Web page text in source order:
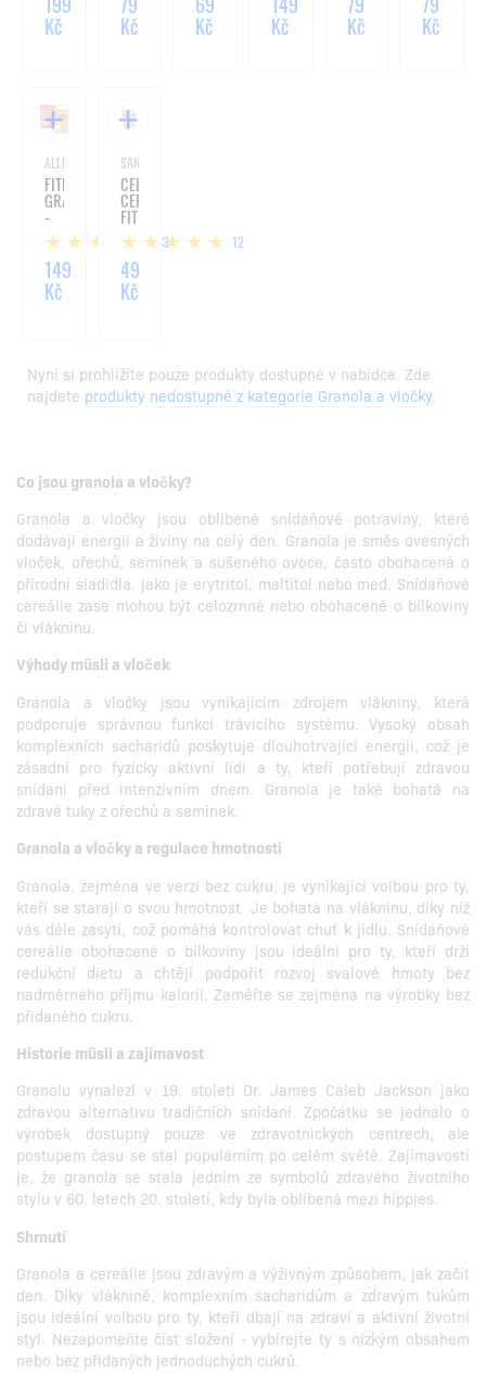
300G
Kč Kč Kč A
OŘECHY
Kč Kč Kč
ALLNUTRITION
FITKING
GRANOLA
-
300G 63
149
Kč
SANTE
CELOZRNNÉ
CEREÁLIE
FIT
12
49
Kč
Nyní si prohlížíte pouze produkty dostupné v nabídce. Zde
najdete produkty nedostupné z kategorie Granola a vločky.
Co jsou granola a vločky?
Granola a vločky jsou oblíbené snídaňové potraviny, které
dodávají energii a živiny na celý den. Granola je směs ovesných
vloček, ořechů, semínek a sušeného ovoce, často obohacená o
přírodní sladidla, jako je erytritol, maltitol nebo med. Snídaňové
cereálie zase mohou být celozrnné nebo obohacené o bílkoviny
či vlákninu.
Výhody müsli a vloček
Granola a vločky jsou vynikajícím zdrojem vlákniny, která
podporuje správnou funkci trávicího systému. Vysoký obsah
komplexních sacharidů poskytuje dlouhotrvající energii, což je
zásadní pro fyzicky aktivní lidi a ty, kteří potřebují zdravou
snídani před intenzivním dnem. Granola je také bohatá na
zdravé tuky z ořechů a semínek.
Granola a vločky a regulace hmotnosti
Granola, zejména ve verzi bez cukru, je vynikající volbou pro ty,
kteří se starají o svou hmotnost. Je bohatá na vlákninu, díky níž
vás déle zasytí, což pomáhá kontrolovat chuť k jídlu. Snídaňové
cereálie obohacené o bílkoviny jsou ideální pro ty, kteří drží
redukční dietu a chtějí podpořit rozvoj svalové hmoty bez
nadměrného příjmu kalorií. Zaměřte se zejména na výrobky bez
přidaného cukru.
Historie müsli a zajímavost
Granolu vynalezl v 19. století Dr. James Caleb Jackson jako
zdravou alternativu tradičních snídaní. Zpočátku se jednalo o
výrobek dostupný pouze ve zdravotnických centrech, ale
postupem času se stal populárním po celém světě. Zajímavostí
je, že granola se stala jedním ze symbolů zdravého životního
stylu v 60. letech 20. století, kdy byla oblíbená mezi hippies.
Shrnutí
Granola a cereálie jsou zdravým a výživným způsobem, jak začít
den. Díky vláknině, komplexním sacharidům a zdravým tukům
jsou ideální volbou pro ty, kteří dbají na zdraví a aktivní životní
styl. Nezapomeňte číst složení - vybírejte ty s nízkým obsahem
nebo bez přidaných jednoduchých cukrů.